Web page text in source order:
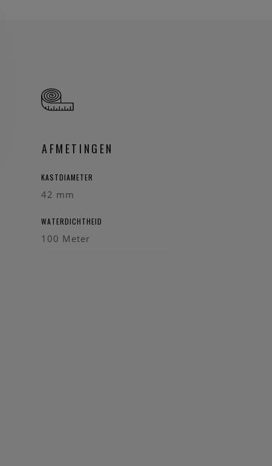
en elegant
AFMETINGEN
KASTDIAMETER
42 mm
WATERDICHTHEID
100 Meter